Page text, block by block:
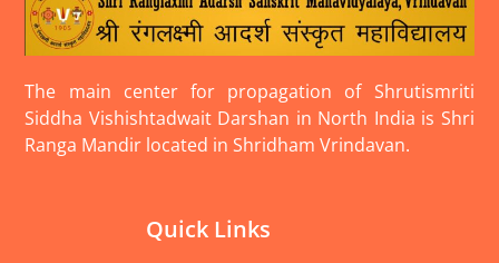
The main center for propagation of Shrutismriti
Siddha Vishishtadwait Darshan in North India is Shri
Ranga Mandir located in Shridham Vrindavan.
Quick Links